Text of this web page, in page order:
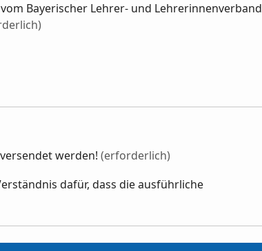
Bayerischer Lehrer- und Lehrerinnenverband
werden! (erforderlich)
dafür, dass die ausführliche